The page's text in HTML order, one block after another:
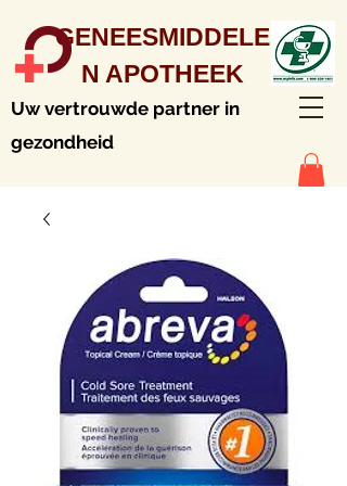
GENEESMIDDELE
N APOTHEEK
Uw vertrouwde partner in
gezondheid